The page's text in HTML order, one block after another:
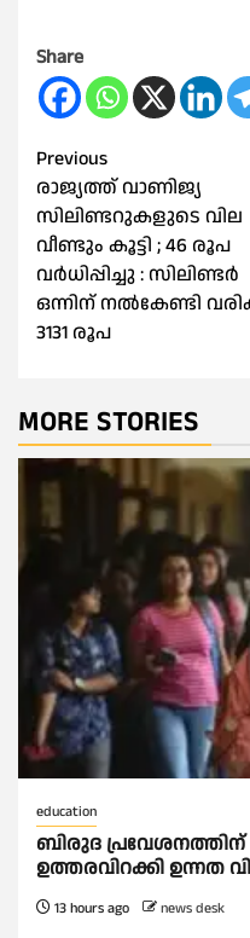
Share
Post
navigation
Previous
രാജ്യത്ത് വാണിജ്യ
സിലിണ്ടറുകളുടെ വില
വീണ്ടും കൂട്ടി ; 46 രൂപ
വര്‍ധിപ്പിച്ചു : സിലിണ്ടര്‍
ഒന്നിന് നല്‍കേണ്ടി
3131 രൂപ
MORE STORIES
education
ബിരുദ പ്രവേശനത്തിന്
ഉത്തരവിറക്കി ഉന്നത
13 hours ago news desk